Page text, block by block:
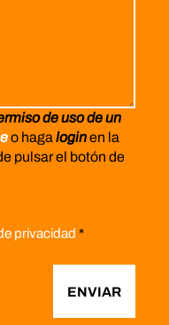
de uso de un
o haga loginen la
pulsar el botón de
privacidad *
ENVIAR